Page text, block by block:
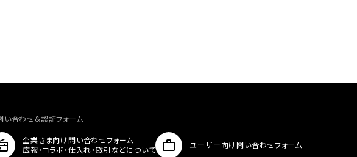
い合わせ&認証フォーム
企業さま向け問い合わせフォーム
広報・コラボ・仕入れ・取引などについて
ユーザー向け問い合わせフォーム